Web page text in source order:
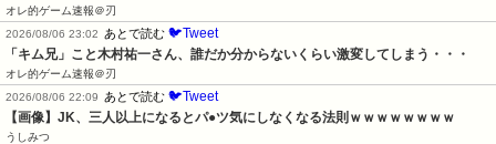
オレ的ゲーム速報＠刃
2026/08/06 23:02
あとで読む 🐦Tweet
「キム兄」こと木村祐一さん、誰だか分からないくらい激変してしまう・・・
オレ的ゲーム速報＠刃
2026/08/06 22:09
あとで読む 🐦Tweet
【画像】JK、三人以上になるとパ●ツ気にしなくなる法則ｗｗｗｗｗｗｗｗ
うしみつ